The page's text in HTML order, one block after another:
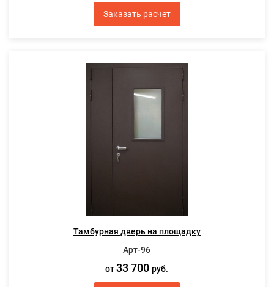
Заказать расчет
Тамбурная дверь на площадку
Арт-96
от33 700руб.